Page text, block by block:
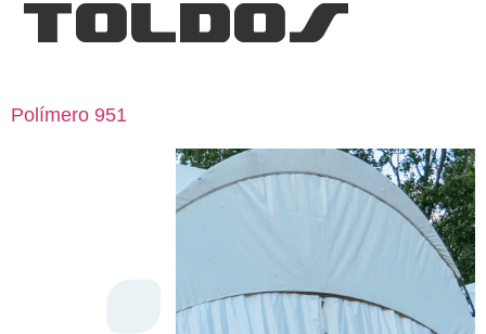
toldos
Polímero 951